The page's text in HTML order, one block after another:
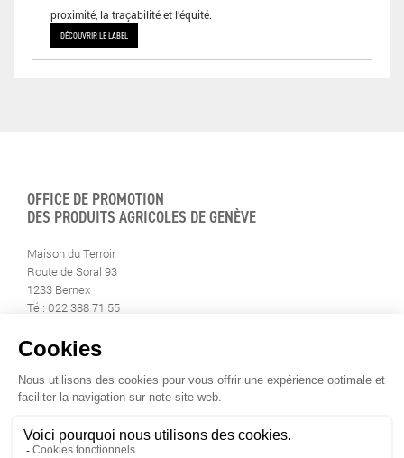
proximité, la traçabilité et l’équité.
DÉCOUVRIR LE LABEL
OFFICE DE PROMOTION
DES PRODUITS AGRICOLES DE GENÈVE
Maison du Terroir
Route de Soral 93
1233 Bernex
Tél: 022 388 71 55
info@geneveterroir.ge.ch
RESTEZ AU CONTACT DE
TOUTE L’ACTUALITÉ DU TERROIR